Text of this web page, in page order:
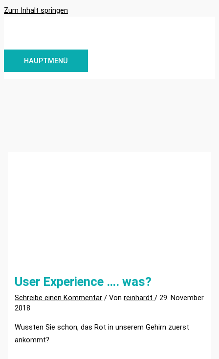
Zum Inhalt springen
HAUPTMENÜ
User Experience …. was?
Schreibe einen Kommentar / Vonreinhardt/29. November
2018
Wussten Sie schon, das Rot in unserem Gehirn zuerst
ankommt?